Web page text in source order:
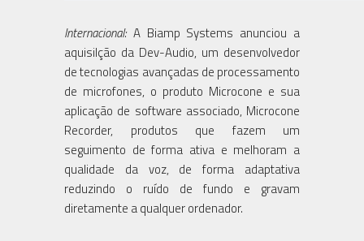
Internacional:A Biamp Systems anunciou a
aquisilção da Dev-Audio, um desenvolvedor
de tecnologias avançadas de processamento
de microfones, o produto Microcone e sua
aplicação de software associado, Microcone
Recorder, produtos que fazem um
seguimento de forma ativa e melhoram a
qualidade da voz, de forma adaptativa
reduzindo o ruído de fundo e gravam
diretamente a qualquer ordenador.